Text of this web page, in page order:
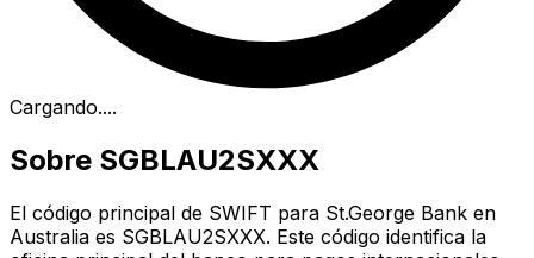
Cargando....
Sobre SGBLAU2SXXX
El código principal de SWIFT para St.George Bank en
Australia es SGBLAU2SXXX. Este código identifica la